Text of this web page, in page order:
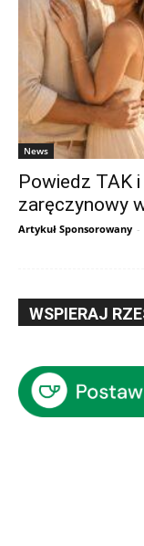
News
Powiedz TAK
zaręczynowy
Artykuł Sponsorowany -
WSPIERAJ